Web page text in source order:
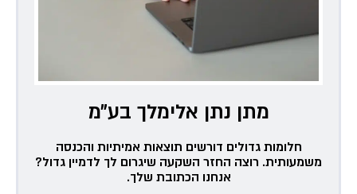
מתן נתן אלימלך בע״מ
חלומות גדולים דורשים תוצאות אמיתיות והכנסה
משמעותית. רוצה החזר השקעה שיגרום לך לדמיין גדול?
אנחנו הכתובת שלך.